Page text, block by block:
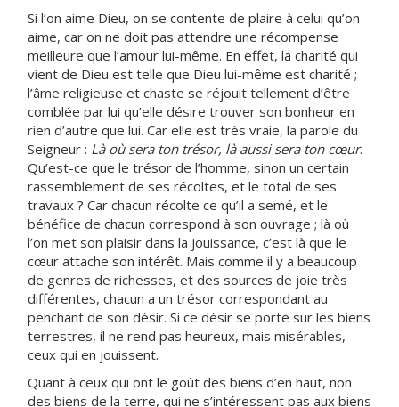
Si l’on aime Dieu, on se contente de plaire à celui qu’on
aime, car on ne doit pas attendre une récompense
meilleure que l’amour lui-même. En effet, la charité qui
vient de Dieu est telle que Dieu lui-même est charité ;
l’âme religieuse et chaste se réjouit tellement d’être
comblée par lui qu’elle désire trouver son bonheur en
rien d’autre que lui. Car elle est très vraie, la parole du
Seigneur : Là où sera ton trésor, là aussi sera ton cœur.
Qu’est-ce que le trésor de l’homme, sinon un certain
rassemblement de ses récoltes, et le total de ses
travaux ? Car chacun récolte ce qu’il a semé, et le
bénéfice de chacun correspond à son ouvrage ; là où
l’on met son plaisir dans la jouissance, c’est là que le
cœur attache son intérêt. Mais comme il y a beaucoup
de genres de richesses, et des sources de joie très
différentes, chacun a un trésor correspondant au
penchant de son désir. Si ce désir se porte sur les biens
terrestres, il ne rend pas heureux, mais misérables,
ceux qui en jouissent.
Quant à ceux qui ont le goût des biens d’en haut, non
des biens de la terre, qui ne s’intéressent pas aux biens